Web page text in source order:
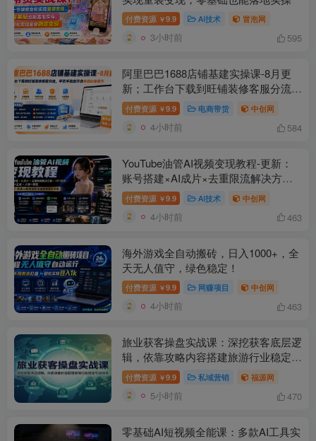
付费资源 ￥9.9 AI技术 冒泡网
3小时前 595
阿里巴巴1688店铺基建实操课-8月更
新；工作台下载到旺铺装修客服分流，
手把手搞定开店全部必备操作
付费资源 ￥9.9 电商带货 中创网
4小时前 584
YouTube油管AI视频变现教程-更新：
账号搭建×AI成片×去重限流解决方案
×YPP变现×AI真人生成×人物一致性
付费资源 ￥9.9 AI技术 中创网
4小时前 463
海外游戏全自动搬砖，日入1000+，全
天无人值守，绿色稳定！
付费资源 ￥9.9 网赚项目 中创网
4小时前 463
旅业获客操盘实战课：深挖获客底层逻
辑，依靠攻略内容搭建旅游行业稳定引
流体系
付费资源 ￥9.9 私域营销 福源网
5小时前 470
零基础AI短视频全能课：多款AI工具实